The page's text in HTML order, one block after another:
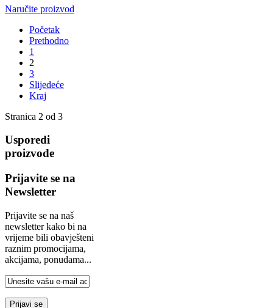
Naručite proizvod
Početak
Prethodno
1
2
3
Slijedeće
Kraj
Stranica 2 od 3
Usporedi
proizvode
Prijavite se na
Newsletter
Prijavite se na naš
newsletter kako bi na
vrijeme bili obavješteni
raznim promocijama,
akcijama, ponudama...